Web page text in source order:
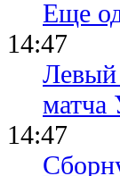
Еще
14:47
Левый
14:47